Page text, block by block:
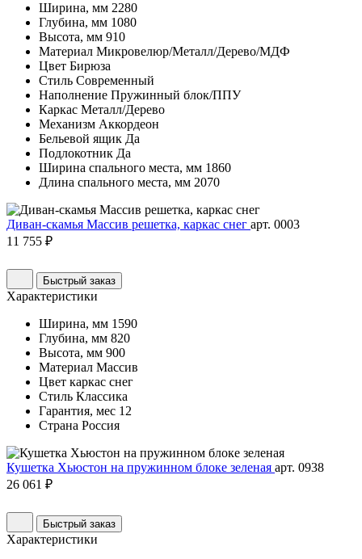
Ширина, мм 2280
Глубина, мм 1080
Высота, мм 910
Материал Микровелюр/Металл/Дерево/МДФ
Цвет Бирюза
Стиль Современный
Наполнение Пружинный блок/ППУ
Каркас Металл/Дерево
Механизм Аккордеон
Бельевой ящик Да
Подлокотник Да
Ширина спального места, мм 1860
Длина спального места, мм 2070
Диван-скамья Массив решетка, каркас снег арт. 0003
11 755 ₽
Быстрый заказ
Характеристики
Ширина, мм 1590
Глубина, мм 820
Высота, мм 900
Материал Массив
Цвет каркас снег
Стиль Классика
Гарантия, мес 12
Страна Россия
Кушетка Хьюстон на пружинном блоке зеленая арт. 0938
26 061 ₽
Быстрый заказ
Характеристики